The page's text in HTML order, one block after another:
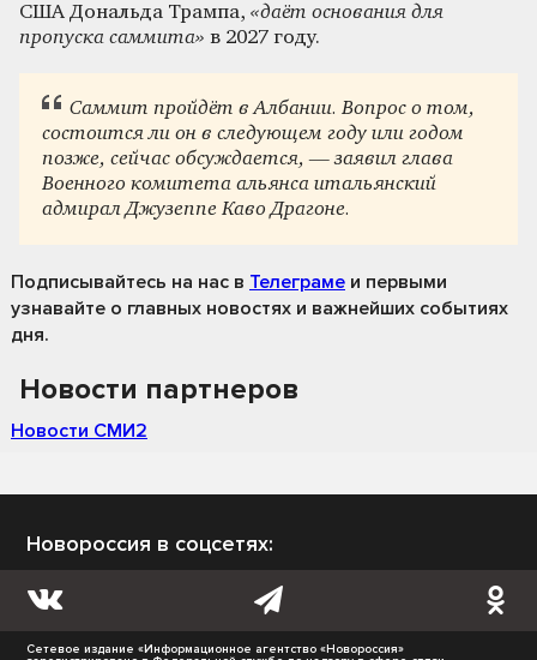
США Дональда Трампа, «даёт основания для
пропуска саммита» в 2027 году.
Саммит пройдёт в Албании. Вопрос о том,
состоится ли он в следующем году или годом
позже, сейчас обсуждается, — заявил глава
Военного комитета альянса итальянский
адмирал Джузеппе Каво Драгоне.
Подписывайтесь на нас в Телеграме и первыми
узнавайте о главных новостях и важнейших событиях
дня.
Новости партнеров
Новости СМИ2
Новороссия в соцсетях:
Сетевое издание «Информационное агентство «Новороссия»